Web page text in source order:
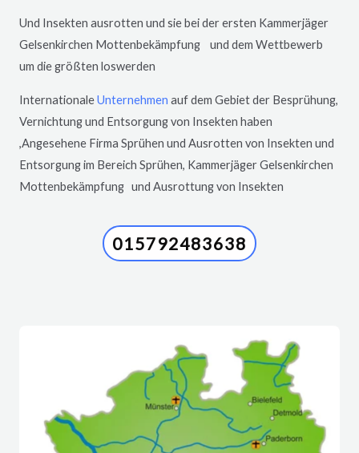
Und Insekten ausrotten und sie bei der ersten Kammerjäger
Gelsenkirchen Mottenbekämpfung und dem Wettbewerb
um die größten loswerden
InternationaleUnternehmen auf dem Gebiet der Besprühung,
Vernichtung und Entsorgung von Insekten haben
,Angesehene Firma Sprühen und Ausrotten von Insekten und
Entsorgung im Bereich Sprühen, KammerjägerGelsenkirchen
Mottenbekämpfung und Ausrottung von Insekten
015792483638